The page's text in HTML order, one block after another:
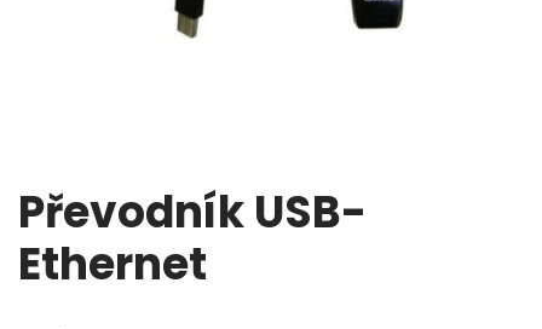
Převodník USB-
Ethernet